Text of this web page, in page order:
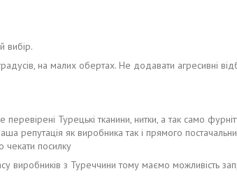
вибір.
на малих обертах. Не додавати агресивні
Турецькі тканини, нитки, а так само
репутація як виробника так і прямого
посилку
виробників з Туреччини тому маємо можливість